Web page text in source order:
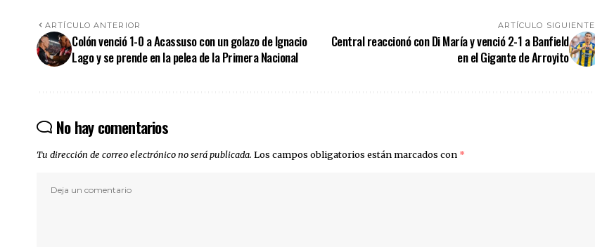
ARTÍCULO ANTERIOR
Colón venció 1-0 a Acassuso con un golazo de Ignacio
Lago y se prende en la pelea de la Primera Nacional
ARTÍCULO SIGUIENTE
Central reaccionó con Di María y venció 2-1 a Banfield
en el Gigante de Arroyito
No hay comentarios
Tu dirección de correo electrónico no será publicada. Los campos obligatorios están marcados con *